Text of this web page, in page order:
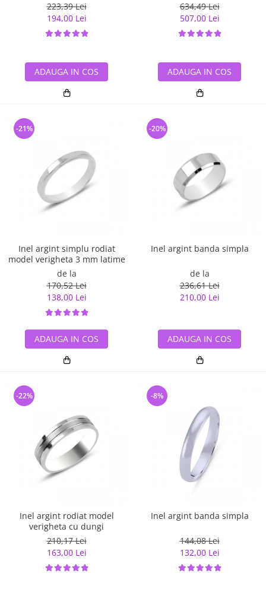
223,39 Lei
194,00 Lei
ADAUGA IN COS
634,49 Lei
507,00 Lei
ADAUGA IN COS
Inel argint simplu rodiat
model verigheta 3 mm latime
de la
170,52 Lei
138,00 Lei
-21%
ADAUGA IN COS
Inel argint banda simpla
de la
236,61 Lei
210,00 Lei
-20%
ADAUGA IN COS
Inel argint rodiat model
verigheta cu dungi
210,17 Lei
163,00 Lei
-22%
Inel argint banda simpla
144,08 Lei
132,00 Lei
-8%